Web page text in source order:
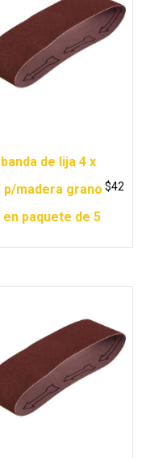
de lija 4 x
p/madera grano
en paquete de 5
$42